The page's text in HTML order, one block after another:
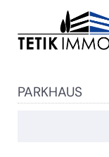
PARKHAUS